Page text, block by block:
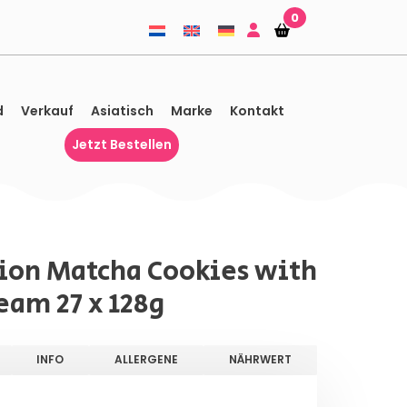
Einkaufskorb
Einkaufskorb
0
Verkauf Asiatisch Marke
Kontakt
Jetzt Bestellen
Matcha Cookies with
27 x 128g
INFO ALLERGENE NÄHRWERT